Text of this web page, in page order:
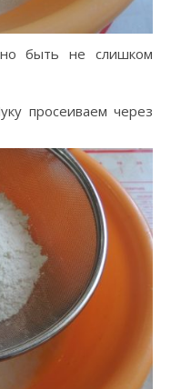
быть не слишком
просеиваем через